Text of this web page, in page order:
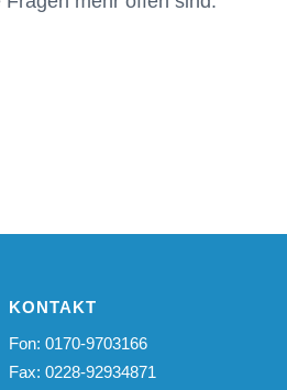
KONTAKT
Fon: 0170-9703166
Fax: 0228-92934871